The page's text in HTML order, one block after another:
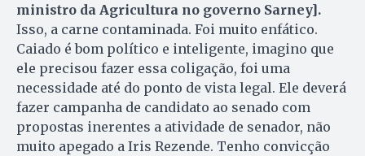
ministro da Agricultura no governo Sarney].
Isso, a carne contaminada. Foi muito enfático.
Caiado é bom político e inteligente, imagino que
ele precisou fazer essa coligação, foi uma
necessidade até do ponto de vista legal. Ele deverá
fazer campanha de candidato ao senado com
propostas inerentes a atividade de senador, não
muito apegado a Iris Rezende. Tenho convicção